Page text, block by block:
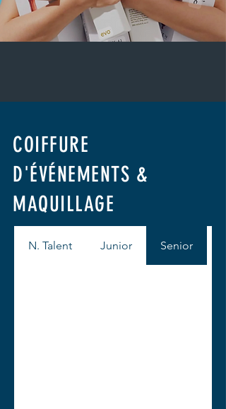
COIFFURE
D'ÉVÉNEMENTS &
MAQUILLAGE
N. Talent Junior Senior